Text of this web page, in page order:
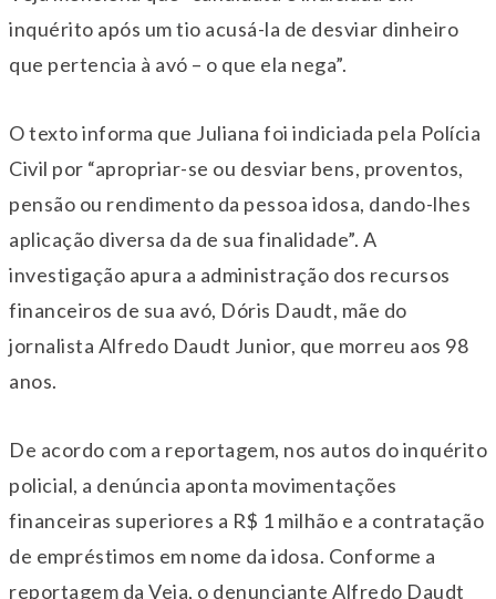
inquérito após um tio acusá-la de desviar dinheiro
que pertencia à avó – o que ela nega”.
O texto informa que Juliana foi indiciada pela Polícia
Civil por “apropriar-se ou desviar bens, proventos,
pensão ou rendimento da pessoa idosa, dando-lhes
aplicação diversa da de sua finalidade”. A
investigação apura a administração dos recursos
financeiros de sua avó, Dóris Daudt, mãe do
jornalista Alfredo Daudt Junior, que morreu aos 98
anos.
De acordo com a reportagem, nos autos do inquérito
policial, a denúncia aponta movimentações
financeiras superiores a R$ 1 milhão e a contratação
de empréstimos em nome da idosa. Conforme a
reportagem da Veja, o denunciante Alfredo Daudt